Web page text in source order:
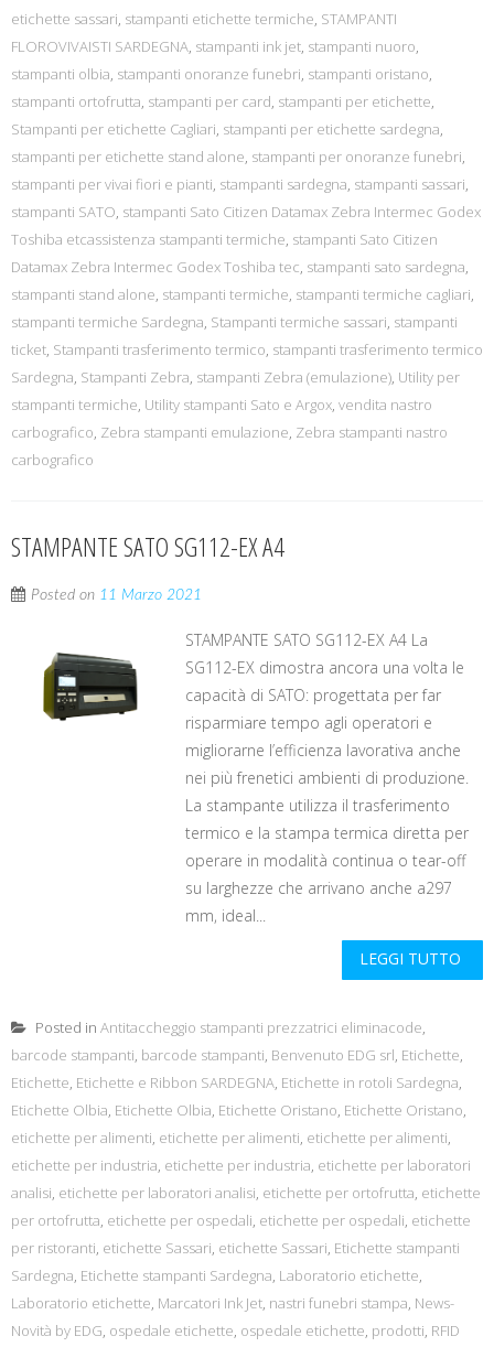
etichette sassari, stampanti etichette termiche, STAMPANTI
FLOROVIVAISTI SARDEGNA, stampanti ink jet, stampanti nuoro,
stampanti olbia, stampanti onoranze funebri, stampanti oristano,
stampanti ortofrutta, stampanti per card, stampanti per etichette,
Stampanti per etichette Cagliari, stampanti per etichette sardegna,
stampanti per etichette stand alone, stampanti per onoranze funebri,
stampanti per vivai fiori e pianti, stampanti sardegna, stampanti sassari,
stampanti SATO, stampanti Sato Citizen Datamax Zebra Intermec Godex
Toshiba etcassistenza stampanti termiche, stampanti Sato Citizen
Datamax Zebra Intermec Godex Toshiba tec, stampanti sato sardegna,
stampanti stand alone, stampanti termiche, stampanti termiche cagliari,
stampanti termiche Sardegna, Stampanti termiche sassari, stampanti
ticket, Stampanti trasferimento termico, stampanti trasferimento termico
Sardegna, Stampanti Zebra, stampanti Zebra (emulazione), Utility per
stampanti termiche, Utility stampanti Sato e Argox, vendita nastro
carbografico, Zebra stampanti emulazione, Zebra stampanti nastro
carbografico
STAMPANTE SATO SG112-EX A4
Posted on 11 Marzo 2021
STAMPANTE SATO SG112-EX A4 La
SG112-EX dimostra ancora una volta le
capacità di SATO: progettata per far
risparmiare tempo agli operatori e
migliorarne l’efficienza lavorativa anche
nei più frenetici ambienti di produzione.
La stampante utilizza il trasferimento
termico e la stampa termica diretta per
operare in modalità continua o tear-off
su larghezze che arrivano anche a297
mm, ideal...
LEGGI TUTTO
Posted in Antitaccheggio stampanti prezzatrici eliminacode,
barcode stampanti, barcode stampanti, Benvenuto EDG srl, Etichette,
Etichette, Etichette e Ribbon SARDEGNA, Etichette in rotoli Sardegna,
Etichette Olbia, Etichette Olbia, Etichette Oristano, Etichette Oristano,
etichette per alimenti, etichette per alimenti, etichette per alimenti,
etichette per industria, etichette per industria, etichette per laboratori
analisi, etichette per laboratori analisi, etichette per ortofrutta, etichette
per ortofrutta, etichette per ospedali, etichette per ospedali, etichette
per ristoranti, etichette Sassari, etichette Sassari, Etichette stampanti
Sardegna, Etichette stampanti Sardegna, Laboratorio etichette,
Laboratorio etichette, Marcatori Ink Jet, nastri funebri stampa, News-
Novità by EDG, ospedale etichette, ospedale etichette, prodotti, RFID